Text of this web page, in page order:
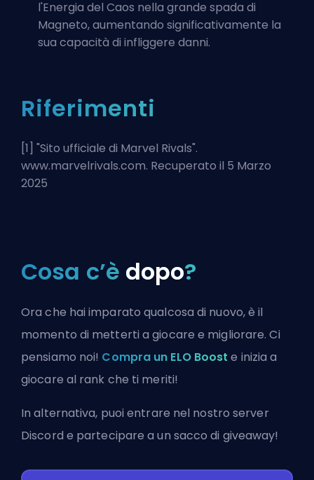
l'Energia del Caos nella grande spada di
Magneto, aumentando significativamente la
sua capacità di infliggere danni.
Riferimenti
[1] "Sito ufficiale di Marvel Rivals".
www.marvelrivals.com. Recuperato il 5 Marzo
2025
Cosa c’è dopo?
Ora che hai imparato qualcosa di nuovo, è il
momento di metterti a giocare e migliorare. Ci
pensiamo noi! Compra un ELO Boost e inizia a
giocare al rank che ti meriti!
In alternativa, puoientrare nel nostro server
Discord e partecipare a un sacco di giveaway!